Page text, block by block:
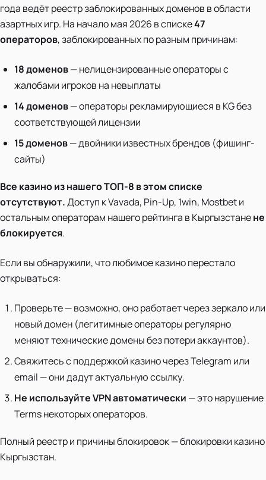
года ведёт реестр заблокированных доменов в области
азартных игр. На начало мая 2026 в списке47
операторов, заблокированных по разным причинам:
18 доменов— нелицензированные операторы с
жалобами игроков на невыплаты
14 доменов— операторы рекламирующиеся в KG без
соответствующей лицензии
15 доменов— двойники известных брендов (фишинг-
сайты)
Все казино из нашего ТОП-8 в этом списке
отсутствуют.Доступ к Vavada, Pin-Up, 1win, Mostbet и
остальным операторам нашего рейтинга в Кыргызстанене
блокируется.
Если вы обнаружили, что любимое казино перестало
открываться:
Проверьте — возможно, оно работает через зеркало или
новый домен (легитимные операторы регулярно
меняют технические домены без потери аккаунтов).
Свяжитесь с поддержкой казино через Telegram или
email — они дадут актуальную ссылку.
Не используйте VPN автоматически — это нарушение
Terms некоторых операторов.
Полный реестр и причины блокировок — блокировки казино
Кыргызстан.